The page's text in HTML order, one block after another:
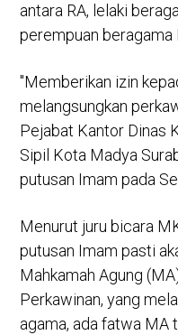
antara RA, lelaki
perempuan beragama
"Memberikan izin
melangsungkan
Pejabat Kantor Dinas
Sipil Kota Madya
putusan Imam pada
Menurut juru bicara
putusan Imam pasti
Mahkamah Agung
Perkawinan, yang
agama, ada fatwa MA